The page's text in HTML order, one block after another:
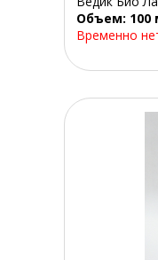
Объем: 100
Временно